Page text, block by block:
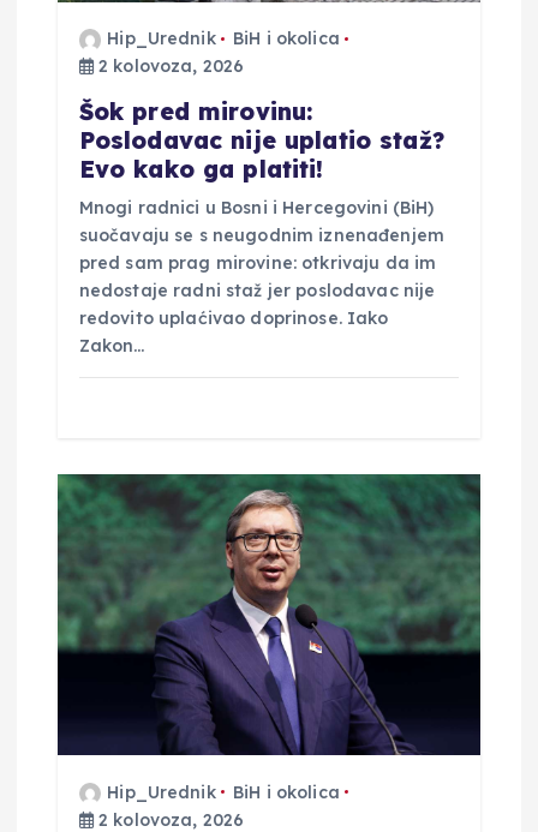
Hip_Urednik
BiH i okolica
2 kolovoza, 2026
Šok pred mirovinu:
Poslodavac nije uplatio staž?
Evo kako ga platiti!
Mnogi radnici u Bosni i Hercegovini (BiH)
suočavaju se s neugodnim iznenađenjem
pred sam prag mirovine: otkrivaju da im
nedostaje radni staž jer poslodavac nije
redovito uplaćivao doprinose. Iako
Zakon…
Hip_Urednik
BiH i okolica
2 kolovoza, 2026